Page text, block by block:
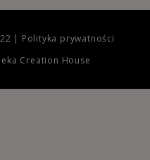
| Polityka prywatności
Creation House